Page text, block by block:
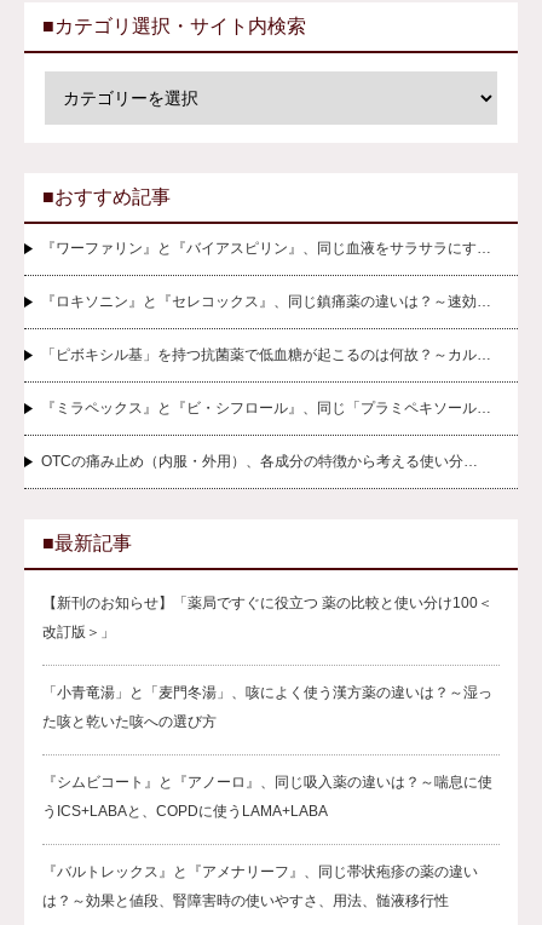
■カテゴリ選択・サイト内検索
■おすすめ記事
『ワーファリン』と『バイアスピリン』、同じ血液をサラサラにす…
『ロキソニン』と『セレコックス』、同じ鎮痛薬の違いは？～速効…
「ピボキシル基」を持つ抗菌薬で低血糖が起こるのは何故？～カル…
『ミラペックス』と『ビ・シフロール』、同じ「プラミペキソール…
OTCの痛み止め（内服・外用）、各成分の特徴から考える使い分…
■最新記事
【新刊のお知らせ】「薬局ですぐに役立つ 薬の比較と使い分け100＜
改訂版＞」
「小青竜湯」と「麦門冬湯」、咳によく使う漢方薬の違いは？～湿っ
た咳と乾いた咳への選び方
『シムビコート』と『アノーロ』、同じ吸入薬の違いは？～喘息に使
うICS+LABAと、COPDに使うLAMA+LABA
『バルトレックス』と『アメナリーフ』、同じ帯状疱疹の薬の違い
は？～効果と値段、腎障害時の使いやすさ、用法、髄液移行性